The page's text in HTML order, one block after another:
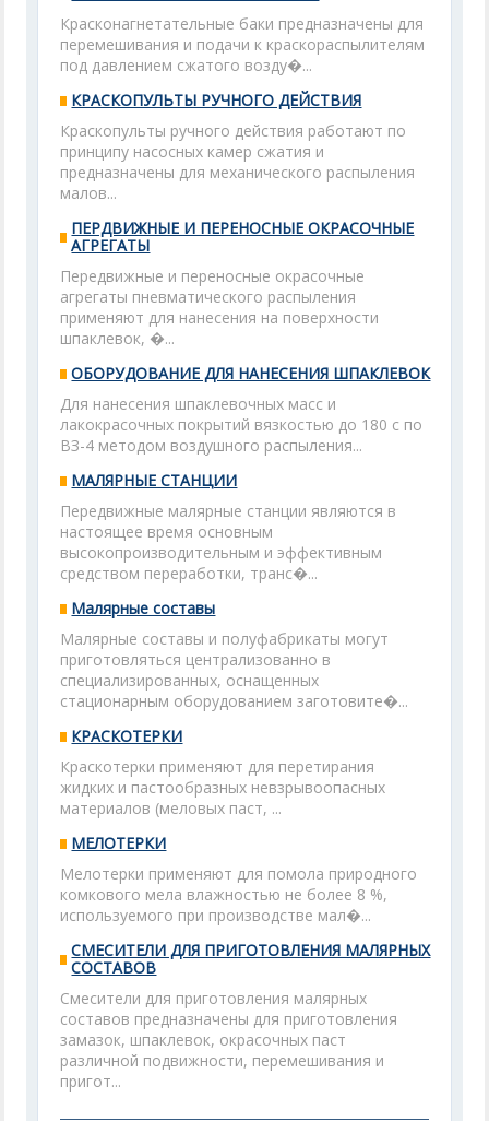
Красконагнетательные баки предназначены для
перемешивания и подачи к краскораспылителям
под давлением сжатого возду�...
КРАСКОПУЛЬТЫ РУЧНОГО ДЕЙСТВИЯ
Краскопульты ручного действия работают по
принципу насосных камер сжатия и
предназначены для механического распыления
малов...
ПЕРДВИЖНЫЕ И ПЕРЕНОСНЫЕ ОКРАСОЧНЫЕ
АГРЕГАТЫ
Передвижные и переносные окрасочные
агрегаты пневматического распыления
применяют для нанесения на поверхности
шпаклевок, �...
ОБОРУДОВАНИЕ ДЛЯ НАНЕСЕНИЯ ШПАКЛЕВОК
Для нанесения шпаклевочных масс и
лакокрасочных покрытий вязкостью до 180 с по
ВЗ-4 методом воздушного распыления...
МАЛЯРНЫЕ СТАНЦИИ
Передвижные малярные станции являются в
настоящее время основным
высокопроизводительным и эффективным
средством переработки, транс�...
Малярные составы
Малярные составы и полуфабрикаты могут
приготовляться централизованно в
специализированных, оснащенных
стационарным оборудованием заготовите�...
КРАСКОТЕРКИ
Краскотерки применяют для перетирания
жидких и пастообразных невзрывоопасных
материалов (меловых паст, ...
МЕЛОТЕРКИ
Мелотерки применяют для помола природного
комкового мела влажностью не более 8 %,
используемого при производстве мал�...
СМЕСИТЕЛИ ДЛЯ ПРИГОТОВЛЕНИЯ МАЛЯРНЫХ
СОСТАВОВ
Смесители для приготовления малярных
составов предназначены для приготовления
замазок, шпаклевок, окрасочных паст
различной подвижности, перемешивания и
пригот...